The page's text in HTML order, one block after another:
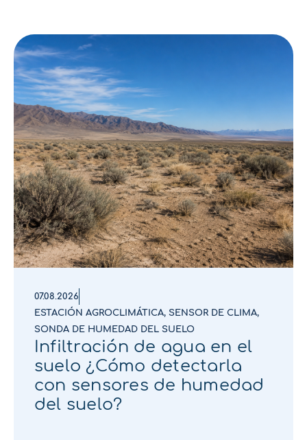
07.08.2026
ESTACIÓN AGROCLIMÁTICA, SENSOR DE CLIMA,
SONDA DE HUMEDAD DEL SUELO
Infiltración de agua en el
suelo ¿Cómo detectarla
con sensores de humedad
del suelo?